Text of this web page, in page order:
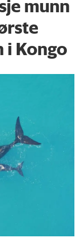
munn
i Kongo